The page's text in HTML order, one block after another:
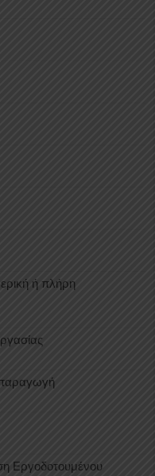
ή πλήρη
παραγωγή
Eργοδοτουμένου